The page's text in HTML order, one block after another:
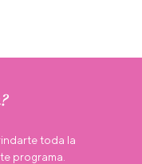
toda la
programa.